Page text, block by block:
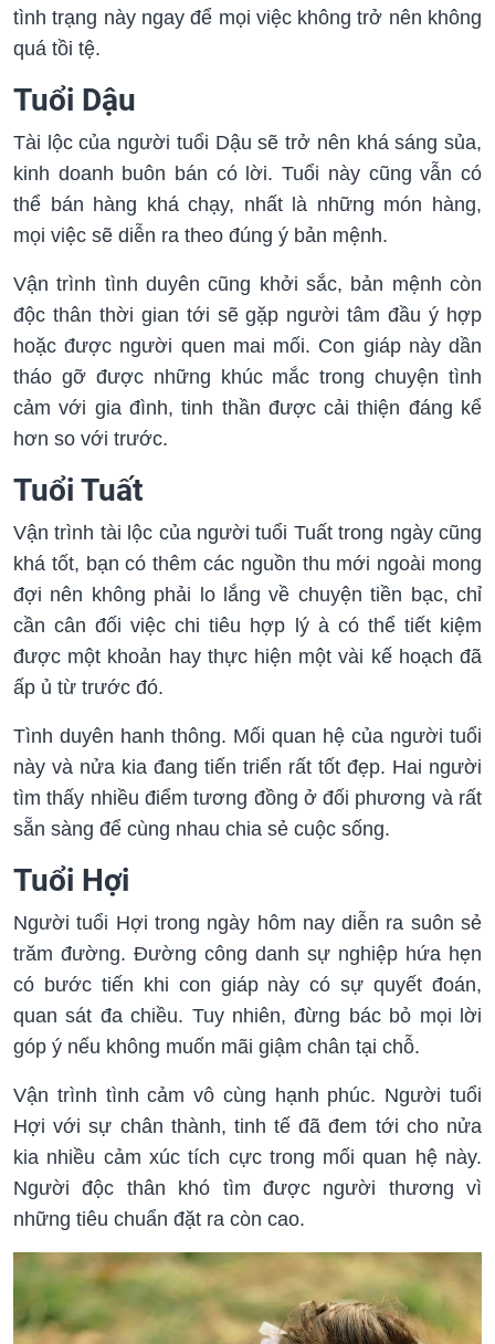
tình trạng này ngay để mọi việc không trở nên không
quá tồi tệ.
Tuổi Dậu
Tài lộc của người tuổi Dậu sẽ trở nên khá sáng sủa,
kinh doanh buôn bán có lời. Tuổi này cũng vẫn có
thể bán hàng khá chạy, nhất là những món hàng,
mọi việc sẽ diễn ra theo đúng ý bản mệnh.
Vận trình tình duyên cũng khởi sắc, bản mệnh còn
độc thân thời gian tới sẽ gặp người tâm đầu ý hợp
hoặc được người quen mai mối. Con giáp này dần
tháo gỡ được những khúc mắc trong chuyện tình
cảm với gia đình, tinh thần được cải thiện đáng kể
hơn so với trước.
Tuổi Tuất
Vận trình tài lộc của người tuổi Tuất trong ngày cũng
khá tốt, bạn có thêm các nguồn thu mới ngoài mong
đợi nên không phải lo lắng về chuyện tiền bạc, chỉ
cần cân đối việc chi tiêu hợp lý à có thể tiết kiệm
được một khoản hay thực hiện một vài kế hoạch đã
ấp ủ từ trước đó.
Tình duyên hanh thông. Mối quan hệ của người tuổi
này và nửa kia đang tiến triển rất tốt đẹp. Hai người
tìm thấy nhiều điểm tương đồng ở đối phương và rất
sẵn sàng để cùng nhau chia sẻ cuộc sống.
Tuổi Hợi
Người tuổi Hợi trong ngày hôm nay diễn ra suôn sẻ
trăm đường. Đường công danh sự nghiệp hứa hẹn
có bước tiến khi con giáp này có sự quyết đoán,
quan sát đa chiều. Tuy nhiên, đừng bác bỏ mọi lời
góp ý nếu không muốn mãi giậm chân tại chỗ.
Vận trình tình cảm vô cùng hạnh phúc. Người tuổi
Hợi với sự chân thành, tinh tế đã đem tới cho nửa
kia nhiều cảm xúc tích cực trong mối quan hệ này.
Người độc thân khó tìm được người thương vì
những tiêu chuẩn đặt ra còn cao.